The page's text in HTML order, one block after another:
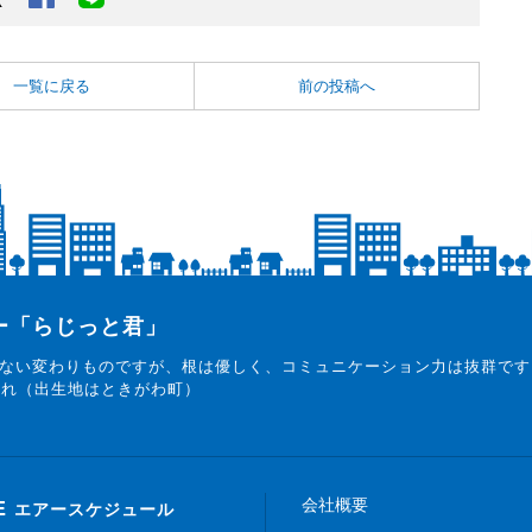
一覧に戻る 前の投稿へ
らじっと君」
い変わりものですが、根は優しく、コミュニケーション力は抜群です
（出生地はときがわ町）
エアースケジュール 会社概要